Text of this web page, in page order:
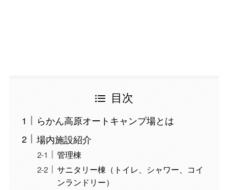
目次
らかん高原オートキャンプ場とは
場内施設紹介
管理棟
サニタリー棟（トイレ、シャワー、コイ
ンランドリー）